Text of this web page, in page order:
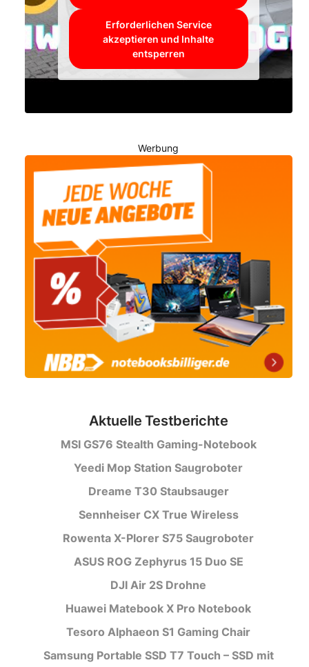
Erforderlichen Service
akzeptieren und Inhalte
entsperren
Werbung
Aktuelle Testberichte
MSI GS76 Stealth Gaming-Notebook
Yeedi Mop Station Saugroboter
Dreame T30 Staubsauger
Sennheiser CX True Wireless
Rowenta X-Plorer S75 Saugroboter
ASUS ROG Zephyrus 15 Duo SE
DJI Air 2S Drohne
Huawei Matebook X Pro Notebook
Tesoro Alphaeon S1 Gaming Chair
Samsung Portable SSD T7 Touch – SSD mit